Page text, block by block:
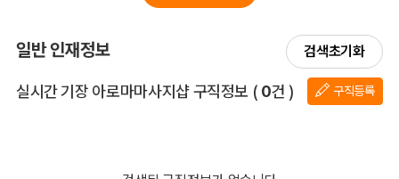
일반 인재정보 검색초기화
실시간 기장 아로마마사지샵 구직정보 전체 목록
( 0건 ) 구직등록